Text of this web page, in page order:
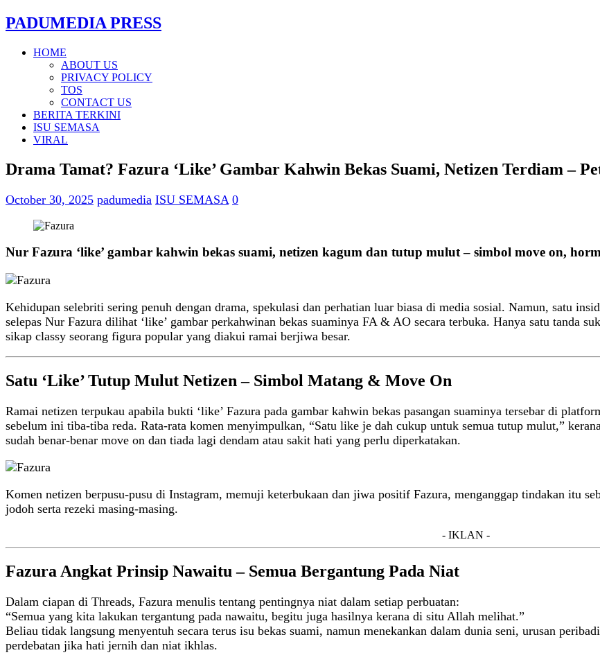
PADUMEDIA PRESS
HOME
ABOUT US
PRIVACY POLICY
TOS
CONTACT US
BERITA TERKINI
ISU SEMASA
VIRAL
Drama Tamat? Fazura ‘Like’ Gambar Kahwin Bekas Suami, Netizen Terdiam –
October 30, 2025 padumedia ISU SEMASA 0
Nur Fazura ‘like’ gambar kahwin bekas suami, netizen kagum dan tutup mulut – simbol move on,
Kehidupan selebriti sering penuh dengan drama, spekulasi dan perhatian luar biasa di media sosial. Namun, satu
selepas Nur Fazura dilihat ‘like’ gambar perkahwinan bekas suaminya FA & AO secara terbuka. Hanya satu tanda
sikap classy seorang figura popular yang diakui ramai berjiwa besar.
Satu ‘Like’ Tutup Mulut Netizen – Simbol Matang & Move On
Ramai netizen terpukau apabila bukti ‘like’ Fazura pada gambar kahwin bekas pasangan suaminya tersebar di
sebelum ini tiba-tiba reda. Rata-rata komen menyimpulkan, “Satu like je dah cukup untuk semua tutup mulut,”
sudah benar-benar move on dan tiada lagi dendam atau sakit hati yang perlu diperkatakan.
Komen netizen berpusu-pusu di Instagram, memuji keterbukaan dan jiwa positif Fazura, menganggap tindakan itu
jodoh serta rezeki masing-masing.
- IKLAN -
Fazura Angkat Prinsip Nawaitu – Semua Bergantung Pada Niat
Dalam ciapan di Threads, Fazura menulis tentang pentingnya niat dalam setiap perbuatan:
“Semua yang kita lakukan tergantung pada nawaitu, begitu juga hasilnya kerana di situ Allah melihat.”
Beliau tidak langsung menyentuh secara terus isu bekas suami, namun menekankan dalam dunia seni, urusan
perdebatan jika hati jernih dan niat ikhlas.